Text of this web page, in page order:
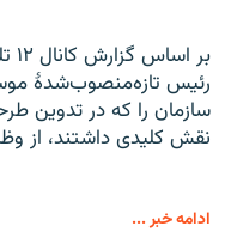
رئیس تازه‌منصوب‌شدۀ
سازمان را که در تدوین
نقش کلیدی داشتند، از
ادامه خبر ...